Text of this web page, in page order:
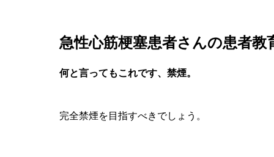
急性心筋梗塞患者さんの患者
何と言ってもこれです、禁煙。
完全禁煙を目指すべきでしょう。